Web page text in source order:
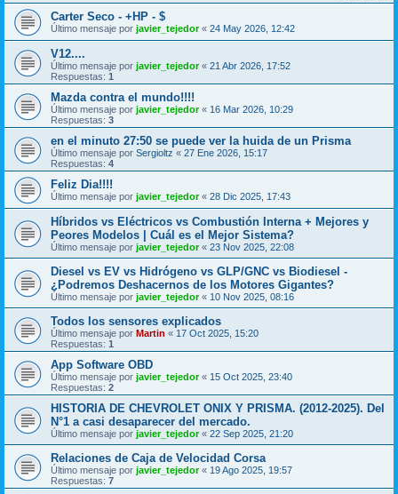
Carter Seco - +HP - $
Último mensaje por javier_tejedor« 24 May 2026, 12:42
V12....
Último mensaje por javier_tejedor« 21 Abr 2026, 17:52
Respuestas: 1
Mazda contra el mundo!!!!
Último mensaje por javier_tejedor« 16 Mar 2026, 10:29
Respuestas: 3
en el minuto 27:50 se puede ver la huida de un Prisma
Último mensaje por Sergioltz « 27 Ene 2026, 15:17
Respuestas: 4
Feliz Dia!!!!
Último mensaje por javier_tejedor« 28 Dic 2025, 17:43
Híbridos vs Eléctricos vs Combustión Interna + Mejores y
Peores Modelos | Cuál es el Mejor Sistema?
Último mensaje por javier_tejedor« 23 Nov 2025, 22:08
Diesel vs EV vs Hidrógeno vs GLP/GNC vs Biodiesel -
¿Podremos Deshacernos de los Motores Gigantes?
Último mensaje por javier_tejedor« 10 Nov 2025, 08:16
Todos los sensores explicados
Último mensaje por Martin « 17 Oct 2025, 15:20
Respuestas: 1
App Software OBD
Último mensaje por javier_tejedor« 15 Oct 2025, 23:40
Respuestas: 2
HISTORIA DE CHEVROLET ONIX Y PRISMA. (2012-2025). Del
N°1 a casi desaparecer del mercado.
Último mensaje por javier_tejedor« 22 Sep 2025, 21:20
Relaciones de Caja de Velocidad Corsa
Último mensaje por javier_tejedor« 19 Ago 2025, 19:57
Respuestas: 7